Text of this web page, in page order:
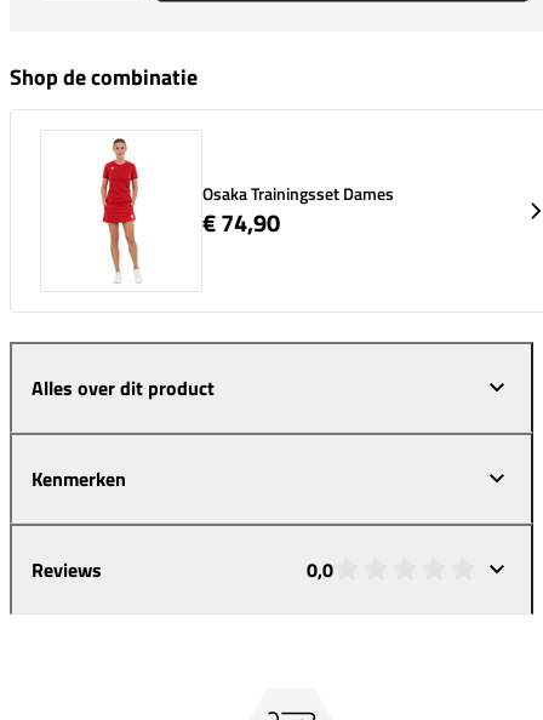
Shop de combinatie
Osaka Trainingsset Dames
€ 74,90
Alles over dit product
Kenmerken
Reviews 0,0